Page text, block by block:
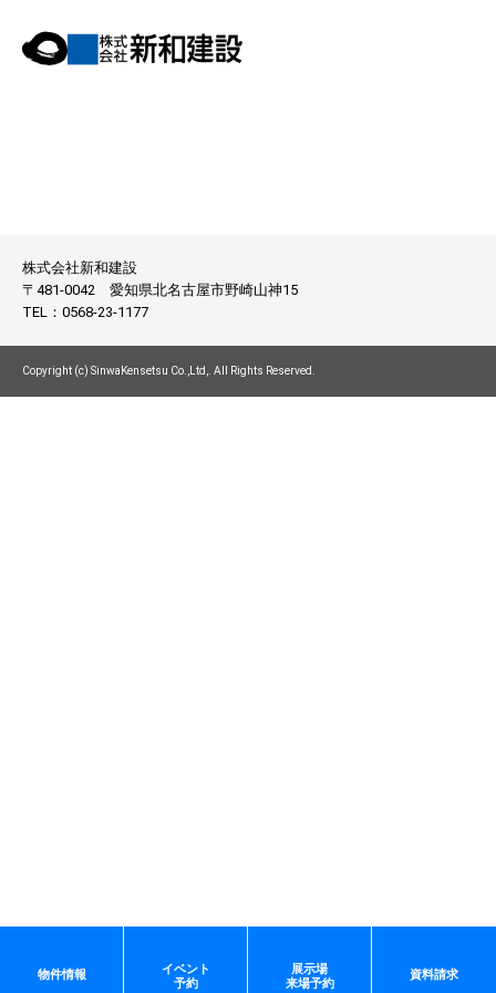
株式会社新和建設
〒481-0042 愛知県北名古屋市野崎山神15
TEL： 0568-23-1177
Copyright (c) SinwaKensetsu Co.,Ltd,. All Rights Reserved.
物件情報
イベント
予約
展示場
来場予約
資料請求